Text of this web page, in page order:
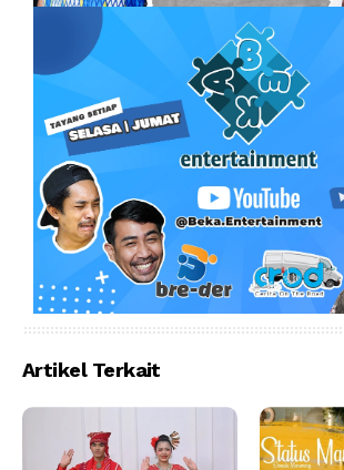
Artikel Terkait